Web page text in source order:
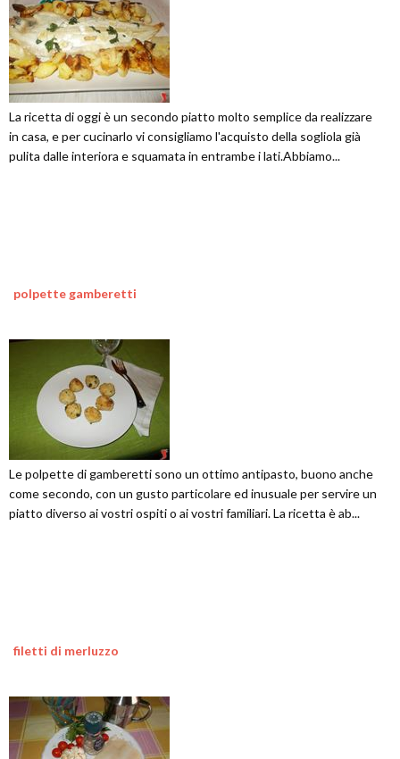
La ricetta di oggi è un secondo piatto molto semplice da realizzare
in casa, e per cucinarlo vi consigliamo l'acquisto della sogliola già
pulita dalle interiora e squamata in entrambe i lati.Abbiamo...
polpette gamberetti
Le polpette di gamberetti sono un ottimo antipasto, buono anche
come secondo, con un gusto particolare ed inusuale per servire un
piatto diverso ai vostri ospiti o ai vostri familiari. La ricetta è ab...
filetti di merluzzo